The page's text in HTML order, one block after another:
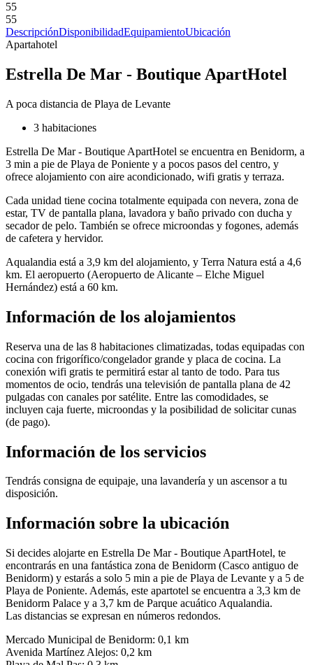
55
55
DescripciónDisponibilidadEquipamientoUbicación
Apartahotel
Estrella De Mar - Boutique ApartHotel
A poca distancia de Playa de Levante
3 habitaciones
Estrella De Mar - Boutique ApartHotel se encuentra en Benidorm, a
3 min a pie de Playa de Poniente y a pocos pasos del centro, y
ofrece alojamiento con aire acondicionado, wifi gratis y terraza.
Cada unidad tiene cocina totalmente equipada con nevera, zona de
estar, TV de pantalla plana, lavadora y baño privado con ducha y
secador de pelo. También se ofrece microondas y fogones, además
de cafetera y hervidor.
Aqualandia está a 3,9 km del alojamiento, y Terra Natura está a 4,6
km. El aeropuerto (Aeropuerto de Alicante – Elche Miguel
Hernández) está a 60 km.
Información de los alojamientos
Reserva una de las 8 habitaciones climatizadas, todas equipadas con
cocina con frigorífico/congelador grande y placa de cocina. La
conexión wifi gratis te permitirá estar al tanto de todo. Para tus
momentos de ocio, tendrás una televisión de pantalla plana de 42
pulgadas con canales por satélite. Entre las comodidades, se
incluyen caja fuerte, microondas y la posibilidad de solicitar cunas
(de pago).
Información de los servicios
Tendrás consigna de equipaje, una lavandería y un ascensor a tu
disposición.
Información sobre la ubicación
Si decides alojarte en Estrella De Mar - Boutique ApartHotel, te
encontrarás en una fantástica zona de Benidorm (Casco antiguo de
Benidorm) y estarás a solo 5 min a pie de Playa de Levante y a 5 de
Playa de Poniente. Además, este apartotel se encuentra a 3,3 km de
Benidorm Palace y a 3,7 km de Parque acuático Aqualandia.
Las distancias se expresan en números redondos.
Mercado Municipal de Benidorm: 0,1 km
Avenida Martínez Alejos: 0,2 km